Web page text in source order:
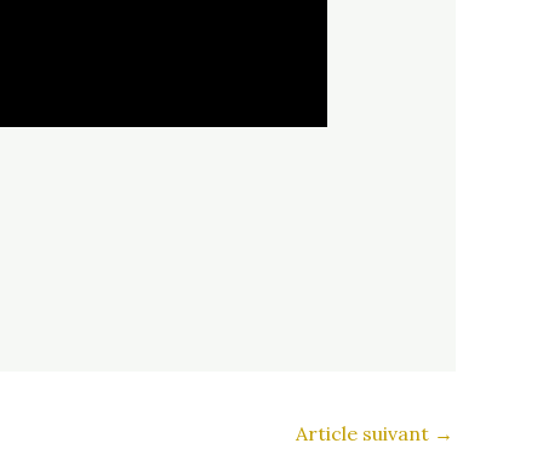
Article suivant →